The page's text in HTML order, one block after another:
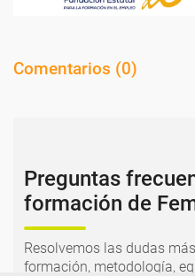
Comentarios (0)
Preguntas
formación de
Resolvemos las dudas
formación, metodología,